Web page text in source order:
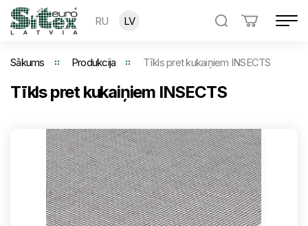
RU LV
Sākums Produkcija Tīkls pret kukaiņiem INSECTS
Tīkls pret kukaiņiem INSECTS